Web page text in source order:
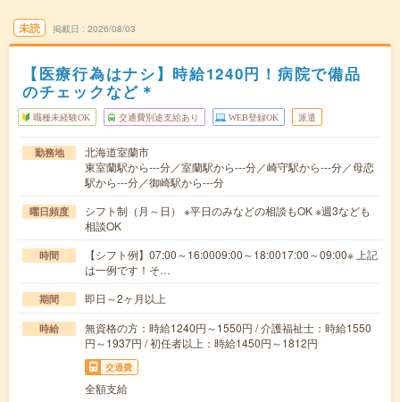
未読 掲載日 2026/08/03
【医療行為はナシ】時給1240円！病院で備品
のチェックなど＊
職種未経験OK 交通費別途支給あり WEB登録OK 派遣
勤務地
北海道室蘭市
東室蘭駅から---分／室蘭駅から---分／崎守駅から---分／母恋
駅から---分／御崎駅から---分
曜日頻度
シフト制（月～日） ※平日のみなどの相談もOK ※週3なども
相談OK
時間
【シフト例】07:00～16:0009:00～18:0017:00～09:00※ 上記
は一例です！そ…
期間 即日～2ヶ月以上
時給
無資格の方：時給1240円～1550円 / 介護福祉士：時給1550
円～1937円 / 初任者以上：時給1450円～1812円
交通費
全額支給